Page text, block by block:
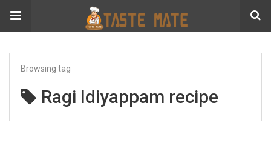
Browsing tag
Ragi Idiyappam recipe